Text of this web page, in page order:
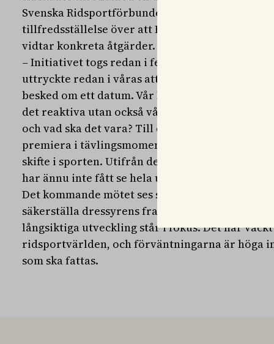
Svenska Ridsportförbundets ordförande,
tillfredsställelse över att FEI har tagit till sig av
vidtar konkreta åtgärder.
– Initiativet togs redan i februari i år, och nu
uttryckte redan i våras att de ville arrangera
besked om ett datum. Vår hållning är att vi
det reaktiva utan också vågar titta på det
och vad ska det vara? Till exempel vill vi
premiera i tävlingsmomentet. Förhoppningsvis
skifte i sporten. Utifrån den information som
har ännu inte fått se hela upplägget.
Det kommande mötet ses som ett första steg i
säkerställa dressyrens framtid, där hästarnas
långsiktiga utveckling står i fokus. Det har
ridsportvärlden, och förväntningarna är höga
som ska fattas.